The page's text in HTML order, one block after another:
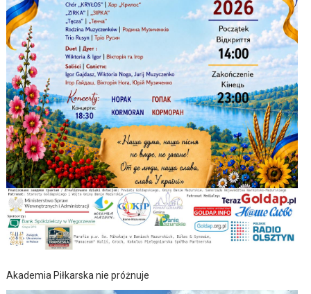
Akademia Piłkarska nie próżnuje